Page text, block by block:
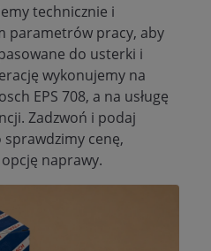
technicznie i
parametrów pracy, aby
do usterki i
wykonujemy na
EPS 708, a na usługę
Zadzwoń i podaj
cenę,
naprawy.